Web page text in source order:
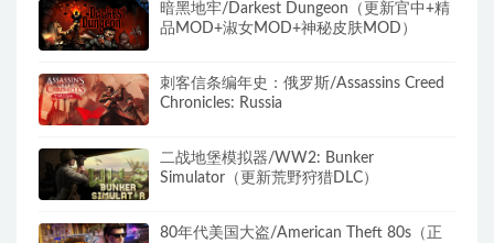
暗黑地牢/Darkest Dungeon（更新官中+精
品MOD+淑女MOD+神秘皮肤MOD）
刺客信条编年史：俄罗斯/Assassins Creed
Chronicles: Russia
二战地堡模拟器/WW2: Bunker
Simulator（更新荒野狩猎DLC）
80年代美国大盗/American Theft 80s（正